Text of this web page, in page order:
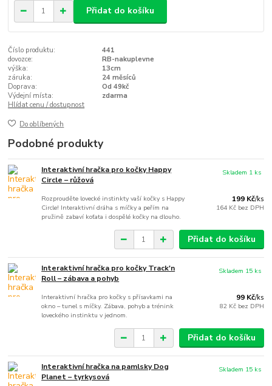
Přidat do košíku
Číslo produktu:
441
dovozce:
RB-nakuplevne
výška:
13cm
záruka:
24 měsíců
Doprava:
Od 49kč
Výdejní místa:
zdarma
Hlídat cenu / dostupnost
Do oblíbených
Podobné produkty
Interaktivní hračka pro kočky Happy
Circle – růžová
Rozprouděte lovecké instinkty vaší kočky s Happy
Circle! Interaktivní dráha s míčky a peřím na
pružině zabaví koťata i dospělé kočky na dlouho.
199 Kč/ks
164 Kč bez DPH
Skladem 1 ks
Přidat do košíku
Interaktivní hračka pro kočky Track'n
Roll – zábava a pohyb
Interaktivní hračka pro kočky s přísavkami na
okno – tunel s míčky. Zábava, pohyb a trénink
loveckého instinktu v jednom.
99 Kč/ks
82 Kč bez DPH
Skladem 15 ks
Přidat do košíku
Interaktivní hračka na pamlsky Dog
Planet – tyrkysová
Skladem 15 ks